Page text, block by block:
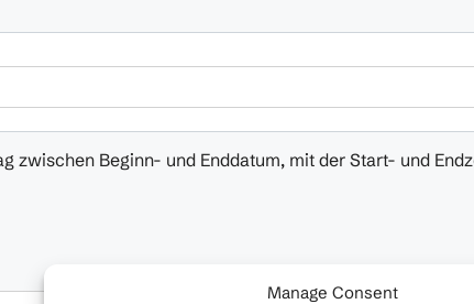
Manage Consent
zwischen Beginn- und Enddatum, mit der Start- und